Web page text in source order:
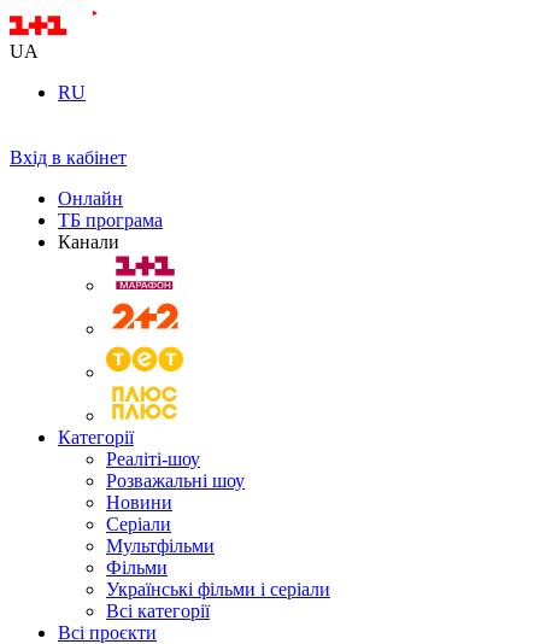
UA
RU
Вхід в кабінет
Онлайн
ТБ програма
Канали
Категорії
Реаліті-шоу
Розважальні шоу
Новини
Серіали
Мультфільми
Фільми
Українські фільми і серіали
Всі категорії
Всі проєкти